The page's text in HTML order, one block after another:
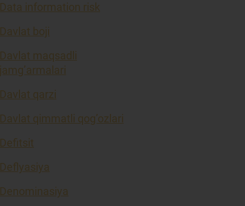
Data information risk
Davlat boji
Davlat maqsadli
jamg’armalari
Davlat qarzi
Davlat qimmatli qog’ozlari
Defitsit
Deflyasiya
Denominasiya